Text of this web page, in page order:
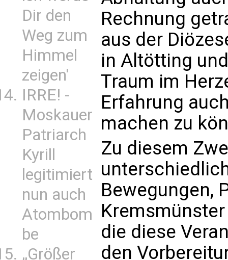
Dir den
Weg zum
Himmel
zeigen'
IRRE! -
Moskauer
Patriarch
Kyrill
legitimiert
nun auch
Atombom
be
„Größer
Rechnung
aus der
in Altötting
Traum im
Erfahrung
machen zu
Zu diesem
Bewegungen,
die diese
den